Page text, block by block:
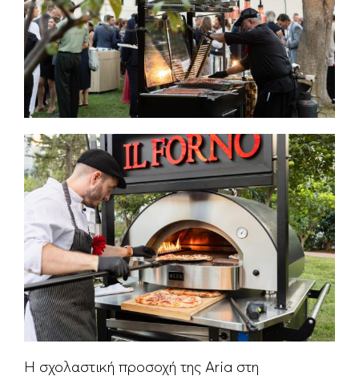
Η σχολαστική προσοχή της Aria στη